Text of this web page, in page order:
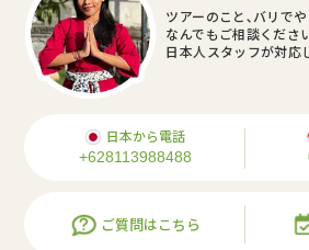
ツアーのこと､バリで
なんでもご相談くださ
日本人スタッフが対応
日本から電話
+628113988488
ご質問はこちら